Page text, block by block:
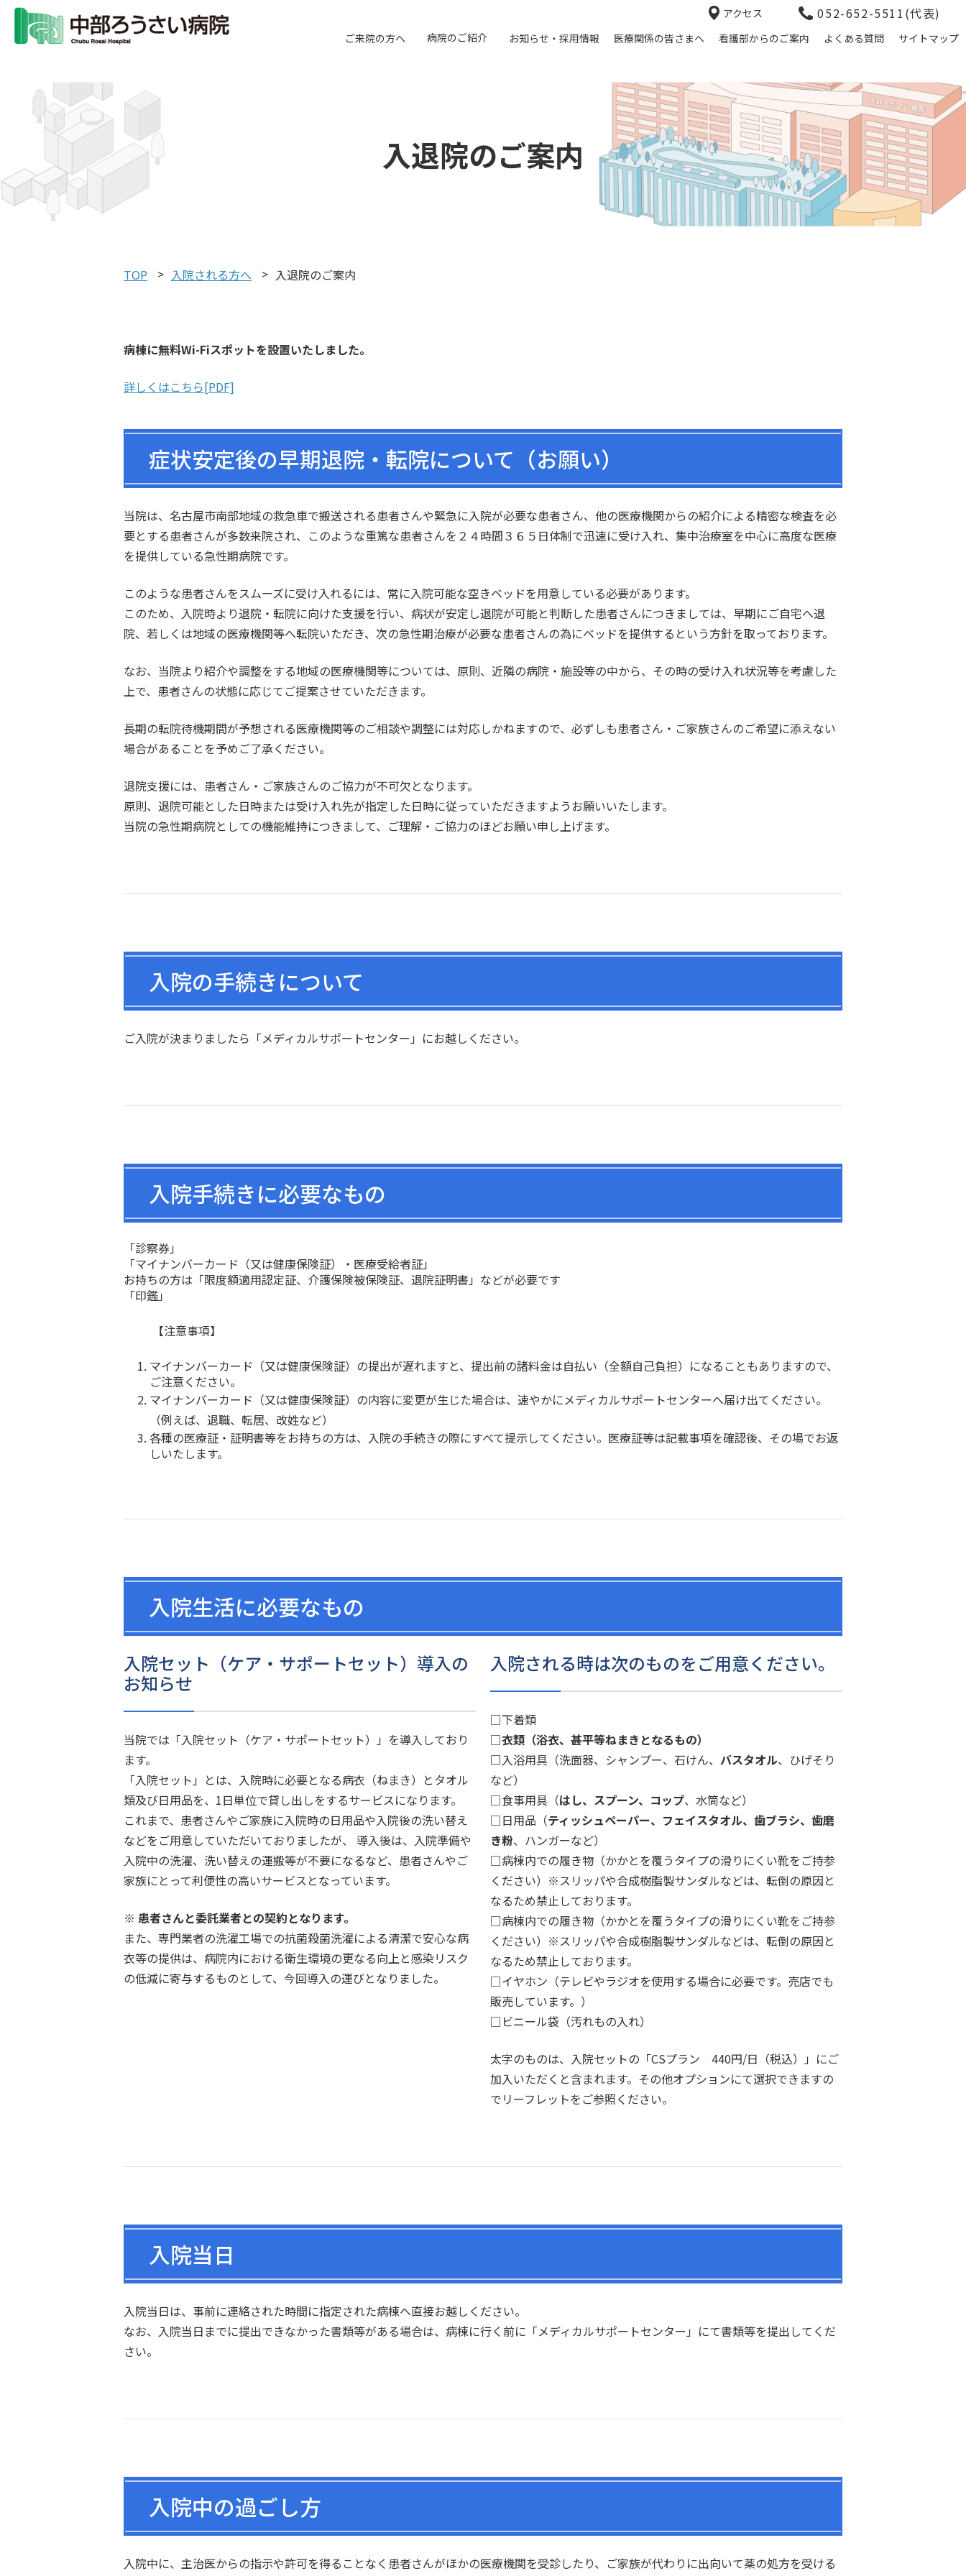
アクセス 052-652-5511(代表)
ご来院の方へ 病院のご紹介 お知らせ・採用情報 医療関係の皆さまへ 看護部からのご案内 よくある質問 サイトマップ
入退院のご案内
TOP 入院される方へ 入退院のご案内
病棟に無料Wi-Fiスポットを設置いたしました。
詳しくはこちら[PDF]
症状安定後の早期退院・転院について（お願い）
当院は、名古屋市南部地域の救急車で搬送される患者さんや緊急に入院が必要な患者さん、他の医療機関からの紹介による精密な検査を必
要とする患者さんが多数来院され、このような重篤な患者さんを２４時間３６５日体制で迅速に受け入れ、集中治療室を中心に高度な医療
を提供している急性期病院です。
このような患者さんをスムーズに受け入れるには、常に入院可能な空きベッドを用意している必要があります。
このため、入院時より退院・転院に向けた支援を行い、病状が安定し退院が可能と判断した患者さんにつきましては、早期にご自宅へ退
院、若しくは地域の医療機関等へ転院いただき、次の急性期治療が必要な患者さんの為にベッドを提供するという方針を取っております。
なお、当院より紹介や調整をする地域の医療機関等については、原則、近隣の病院・施設等の中から、その時の受け入れ状況等を考慮した
上で、患者さんの状態に応じてご提案させていただきます。
長期の転院待機期間が予想される医療機関等のご相談や調整には対応しかねますので、必ずしも患者さん・ご家族さんのご希望に添えない
場合があることを予めご了承ください。
退院支援には、患者さん・ご家族さんのご協力が不可欠となります。
原則、退院可能とした日時または受け入れ先が指定した日時に従っていただきますようお願いいたします。
当院の急性期病院としての機能維持につきまして、ご理解・ご協力のほどお願い申し上げます。
入院の手続きについて
ご入院が決まりましたら「メディカルサポートセンター」にお越しください。
入院手続きに必要なもの
「診察券」
「マイナンバーカード（又は健康保険証）・医療受給者証」
お持ちの方は「限度額適用認定証、介護保険被保険証、退院証明書」などが必要です
「印鑑」
【注意事項】
マイナンバーカード（又は健康保険証）の提出が遅れますと、提出前の諸料金は自払い（全額自己負担）になることもありますので、
ご注意ください。
マイナンバーカード（又は健康保険証）の内容に変更が生じた場合は、速やかにメディカルサポートセンターへ届け出てください。
（例えば、退職、転居、改姓など）
各種の医療証・証明書等をお持ちの方は、入院の手続きの際にすべて提示してください。医療証等は記載事項を確認後、その場でお返
しいたします。
入院生活に必要なもの
入院セット（ケア・サポートセット）導入の
お知らせ
当院では「入院セット（ケア・サポートセット）」を導入しており
ます。
「入院セット」とは、入院時に必要となる病衣（ねまき）とタオル
類及び日用品を、1日単位で貸し出しをするサービスになります。
これまで、患者さんやご家族に入院時の日用品や入院後の洗い替え
などをご用意していただいておりましたが、 導入後は、入院準備や
入院中の洗濯、洗い替えの運搬等が不要になるなど、患者さんやご
家族にとって利便性の高いサービスとなっています。
※患者さんと委託業者との契約となります。
また、専門業者の洗濯工場での抗菌殺菌洗濯による清潔で安心な病
衣等の提供は、病院内における衛生環境の更なる向上と感染リスク
の低減に寄与するものとして、今回導入の運びとなりました。
入院される時は次のものをご用意ください。
□下着類
□衣類（浴衣、甚平等ねまきとなるもの）
□入浴用具（洗面器、シャンプー、石けん、バスタオル、ひげそり
など）
□食事用具（はし、スプーン、コップ、水筒など）
□日用品（ティッシュペーパー、フェイスタオル、歯ブラシ、歯磨
き粉、ハンガーなど）
□病棟内での履き物（かかとを覆うタイプの滑りにくい靴をご持参
ください）※スリッパや合成樹脂製サンダルなどは、転倒の原因と
なるため禁止しております。
□病棟内での履き物（かかとを覆うタイプの滑りにくい靴をご持参
ください）※スリッパや合成樹脂製サンダルなどは、転倒の原因と
なるため禁止しております。
□イヤホン（テレビやラジオを使用する場合に必要です。売店でも
販売しています。）
□ビニール袋（汚れもの入れ）
太字のものは、入院セットの「CSプラン 440円/日（税込）」にご
加入いただくと含まれます。その他オプションにて選択できますの
でリーフレットをご参照ください。
入院当日
入院当日は、事前に連絡された時間に指定された病棟へ直接お越しください。
なお、入院当日までに提出できなかった書類等がある場合は、病棟に行く前に「メディカルサポートセンター」にて書類等を提出してくだ
さい。
入院中の過ごし方
入院中に、主治医からの指示や許可を得ることなく患者さんがほかの医療機関を受診したり、ご家族が代わりに出向いて薬の処方を受ける